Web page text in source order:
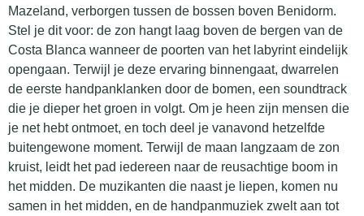
Mazeland, verborgen tussen de bossen boven Benidorm.
Stel je dit voor: de zon hangt laag boven de bergen van de
Costa Blanca wanneer de poorten van het labyrint eindelijk
opengaan. Terwijl je deze ervaring binnengaat, dwarrelen
de eerste handpanklanken door de bomen, een soundtrack
die je dieper het groen in volgt. Om je heen zijn mensen die
je net hebt ontmoet, en toch deel je vanavond hetzelfde
buitengewone moment. Terwijl de maan langzaam de zon
kruist, leidt het pad iedereen naar de reusachtige boom in
het midden. De muzikanten die naast je liepen, komen nu
samen in het midden, en de handpanmuziek zwelt aan tot